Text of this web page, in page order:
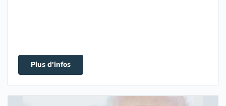
Plus d'infos